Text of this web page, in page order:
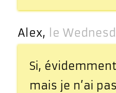
Alex, le
Si,
mais je n’ai